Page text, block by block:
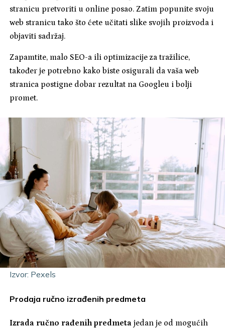
stranicu pretvoriti u online posao. Zatim popunite svoju
web stranicu tako što ćete učitati slike svojih proizvoda i
objaviti sadržaj.
Zapamtite, malo SEO-a ili optimizacije za tražilice,
također je potrebno kako biste osigurali da vaša web
stranica postigne dobar rezultat na Googleu i bolji
promet.
Izvor: Pexels
Prodaja ručno izrađenih predmeta
Izrada ručno rađenih predmeta jedan je od mogućih